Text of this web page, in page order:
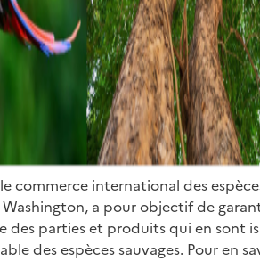
commerce international des
a pour objectif de
des parties et produits qui en sont
des espèces sauvages. Pour en